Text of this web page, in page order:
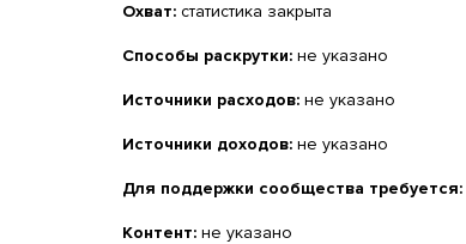
Охват: статистика закрыта
Способы раскрутки: не указано
Источники расходов: не указано
Источники доходов: не указано
Для поддержки сообщества требуется:
Контент: не указано